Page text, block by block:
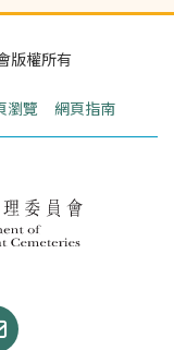
版權所有
瀏覽 網頁指南